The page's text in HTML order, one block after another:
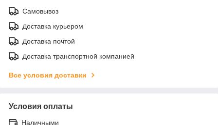
Самовывоз
Доставка курьером
Доставка почтой
Доставка транспортной компанией
Все условия доставки
Условия оплаты
Наличными